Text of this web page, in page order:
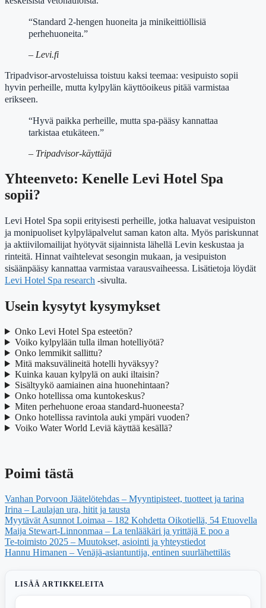
“Standard 2-hengen huoneita ja minikeittiöllisiä
perhehuoneita.”
– Levi.fi
Tripadvisor-arvosteluissa toistuu kaksi teemaa: vesipuisto sopii
hyvin perheille, mutta kylpylän käyttöoikeus pitää varmistaa
erikseen.
“Hyvä paikka perheille, mutta spa-pääsy kannattaa
tarkistaa etukäteen.”
– Tripadvisor-käyttäjä
Yhteenveto: Kenelle Levi Hotel Spa
sopii?
Levi Hotel Spa sopii erityisesti perheille, jotka haluavat vesipuiston
ja monipuoliset kylpyläpalvelut saman katon alta. Myös pariskunnat
ja aktiivilomailijat hyötyvät sijainnista lähellä Levin keskustaa ja
rinteitä. Hinnat vaihtelevat sesongin mukaan, ja vesipuiston
sisäänpääsy kannattaa varmistaa varausvaiheessa. Lisätietoja löydät
Levi Hotel Spa research -sivulta.
Usein kysytyt kysymykset
Onko Levi Hotel Spa esteetön?
Voiko kylpylään tulla ilman hotelliyötä?
Onko lemmikit sallittu?
Mitä maksuvälineitä hotelli hyväksyy?
Kuinka kauan kylpylä on auki iltaisin?
Sisältyykö aamiainen aina huonehintaan?
Onko hotellissa oma kuntokeskus?
Miten perhehuone eroaa standard-huoneesta?
Onko hotellissa ravintola auki ympäri vuoden?
Voiko Water World Leviä käyttää kesällä?
Poimi tästä
Vanhan Porvoon Jäätelötehdas – Myyntipisteet, tuotteet ja tarina
Irina – Laulajan ura, hitit ja tausta
Myytävät Asunnot Loimaa – 182 Kohdetta Oikotiellä, 54 Etuovella
Maija Stewart-Linnonmaa – La tenlääkäri ja yrittäjä E poo a
Te-toimisto 2025 – Muutokset, asiointi ja yhteystiedot
Hannu Himanen – Venäjä-asiantuntija, entinen suurlähettiläs
LISÄÄ ARTIKKELEITA